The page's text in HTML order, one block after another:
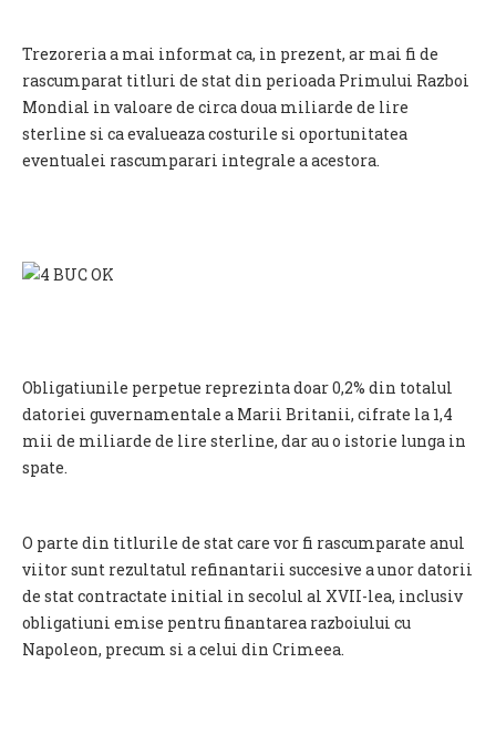
Trezoreria a mai informat ca, in prezent, ar mai fi de
rascumparat titluri de stat din perioada Primului Razboi
Mondial in valoare de circa doua miliarde de lire
sterline si ca evalueaza costurile si oportunitatea
eventualei rascumparari integrale a acestora.
Obligatiunile perpetue reprezinta doar 0,2% din totalul
datoriei guvernamentale a Marii Britanii, cifrate la 1,4
mii de miliarde de lire sterline, dar au o istorie lunga in
spate.
O parte din titlurile de stat care vor fi rascumparate anul
viitor sunt rezultatul refinantarii succesive a unor datorii
de stat contractate initial in secolul al XVII-lea, inclusiv
obligatiuni emise pentru finantarea razboiului cu
Napoleon, precum si a celui din Crimeea.